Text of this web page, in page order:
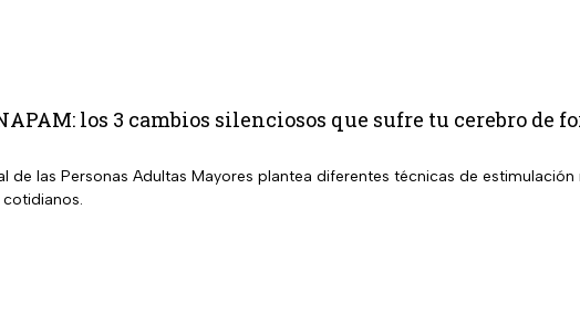
los 3 cambios silenciosos que sufre tu cerebro de
de las Personas Adultas Mayores plantea diferentes técnicas de